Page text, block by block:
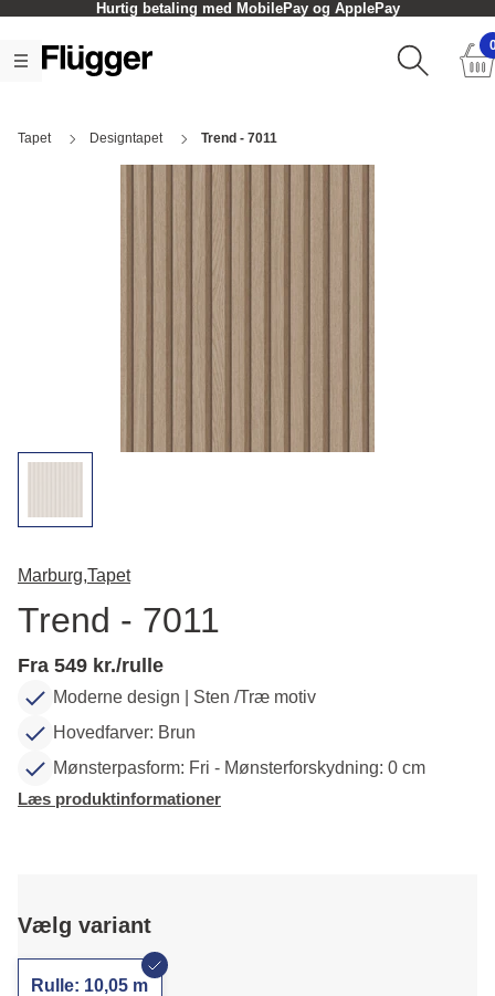
Hurtig betaling med MobilePay og ApplePay
Tapet Designtapet Trend - 7011
Marburg,Tapet
Trend - 7011
Fra 549 kr./rulle
Moderne design | Sten /Træ motiv
Hovedfarver: Brun
Mønsterpasform: Fri - Mønsterforskydning: 0 cm
Læs produktinformationer
Vælg variant
Rulle: 10,05 m